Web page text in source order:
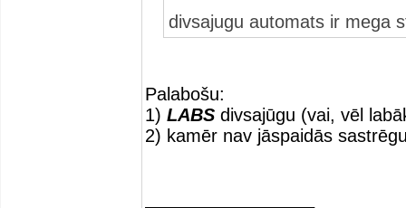
divsajugu automats ir mega
Palabošu:
1) LABS divsajūgu (vai, vēl
2) kamēr nav jāspaidās